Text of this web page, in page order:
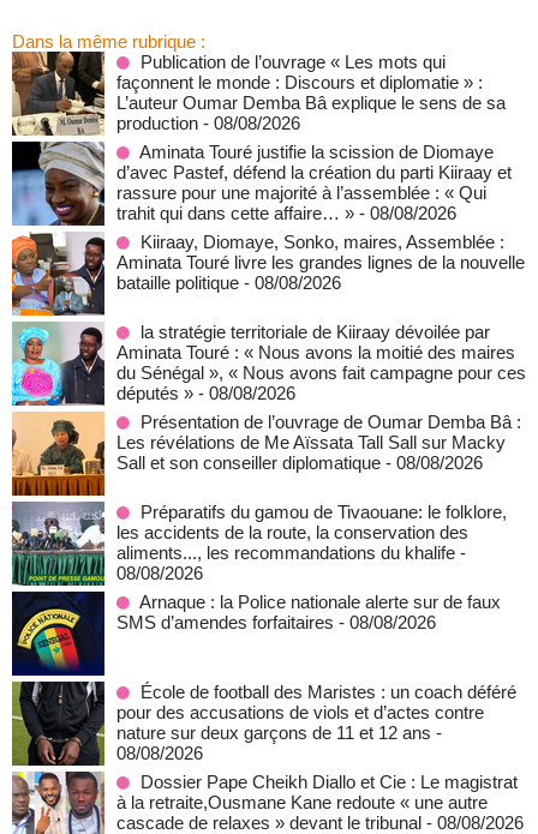
Dans la même rubrique :
Publication de l’ouvrage « Les mots qui
façonnent le monde : Discours et diplomatie » :
L’auteur Oumar Demba Bâ explique le sens de sa
production - 08/08/2026
Aminata Touré justifie la scission de Diomaye
d’avec Pastef, défend la création du parti Kiiraay et
rassure pour une majorité à l’assemblée : « Qui
trahit qui dans cette affaire… » - 08/08/2026
Kiiraay, Diomaye, Sonko, maires, Assemblée :
Aminata Touré livre les grandes lignes de la nouvelle
bataille politique - 08/08/2026
la stratégie territoriale de Kiiraay dévoilée par
Aminata Touré : « Nous avons la moitié des maires
du Sénégal », « Nous avons fait campagne pour ces
députés » - 08/08/2026
Présentation de l’ouvrage de Oumar Demba Bâ :
Les révélations de Me Aïssata Tall Sall sur Macky
Sall et son conseiller diplomatique - 08/08/2026
Préparatifs du gamou de Tivaouane: le folklore,
les accidents de la route, la conservation des
aliments..., les recommandations du khalife -
08/08/2026
Arnaque : la Police nationale alerte sur de faux
SMS d’amendes forfaitaires - 08/08/2026
École de football des Maristes : un coach déféré
pour des accusations de viols et d’actes contre
nature sur deux garçons de 11 et 12 ans -
08/08/2026
Dossier Pape Cheikh Diallo et Cie : Le magistrat
à la retraite,Ousmane Kane redoute « une autre
cascade de relaxes » devant le tribunal - 08/08/2026